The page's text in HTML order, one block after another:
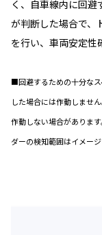
く、自車線内に回
が判断した場合で、
を行い、車両安定性
■回避するための十分な
した場合には作動しませ
作動しない場合があり
ダーの検知範囲はイメージ